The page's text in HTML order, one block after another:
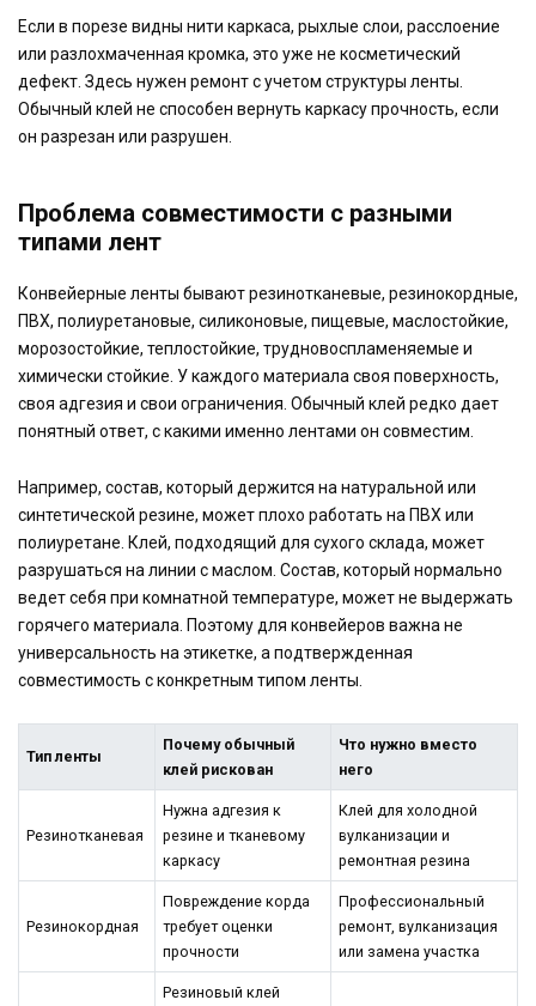
Если в порезе видны нити каркаса, рыхлые слои, расслоение
или разлохмаченная кромка, это уже не косметический
дефект. Здесь нужен ремонт с учетом структуры ленты.
Обычный клей не способен вернуть каркасу прочность, если
он разрезан или разрушен.
Проблема совместимости с разными
типами лент
Конвейерные ленты бывают резинотканевые, резинокордные,
ПВХ, полиуретановые, силиконовые, пищевые, маслостойкие,
морозостойкие, теплостойкие, трудновоспламеняемые и
химически стойкие. У каждого материала своя поверхность,
своя адгезия и свои ограничения. Обычный клей редко дает
понятный ответ, с какими именно лентами он совместим.
Например, состав, который держится на натуральной или
синтетической резине, может плохо работать на ПВХ или
полиуретане. Клей, подходящий для сухого склада, может
разрушаться на линии с маслом. Состав, который нормально
ведет себя при комнатной температуре, может не выдержать
горячего материала. Поэтому для конвейеров важна не
универсальность на этикетке, а подтвержденная
совместимость с конкретным типом ленты.
Тип ленты
Почему обычный
клей рискован
Что нужно вместо
него
Резинотканевая
Нужна адгезия к
резине и тканевому
каркасу
Клей для холодной
вулканизации и
ремонтная резина
Резинокордная
Повреждение корда
требует оценки
прочности
Профессиональный
ремонт, вулканизация
или замена участка
Резиновый клей